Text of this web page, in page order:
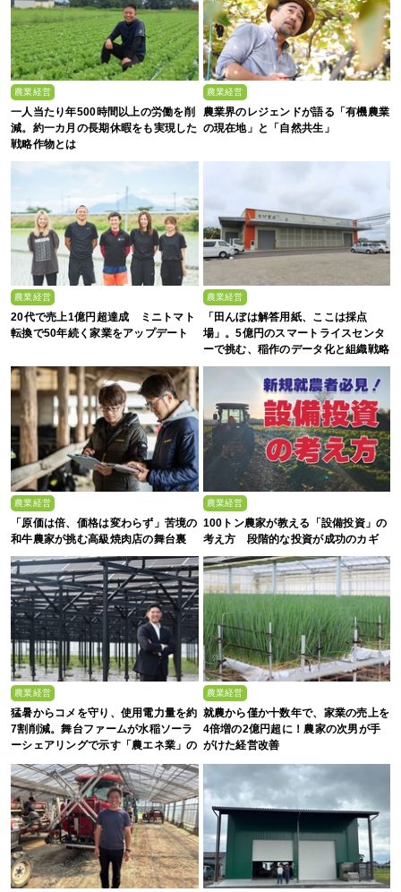
農業経営
一人当たり年500時間以上の労働を削
減。約一カ月の長期休暇をも実現した
戦略作物とは
農業経営
農業界のレジェンドが語る「有機農業
の現在地」と「自然共生」
農業経営
20代で売上1億円超達成 ミニトマト
転換で50年続く家業をアップデート
農業経営
「田んぼは解答用紙、ここは採点
場」。5億円のスマートライスセンタ
ーで挑む、稲作のデータ化と組織戦略
農業経営
「原価は倍、価格は変わらず」苦境の
和牛農家が挑む高級焼肉店の舞台裏
農業経営
100トン農家が教える「設備投資」の
考え方 段階的な投資が成功のカギ
農業経営
猛暑からコメを守り、使用電力量を約
7割削減。舞台ファームが水稲ソーラ
ーシェアリングで示す「農エネ業」の
農業経営
就農から僅か十数年で、家業の売上を
4倍増の2億円超に！農家の次男が手
がけた経営改善